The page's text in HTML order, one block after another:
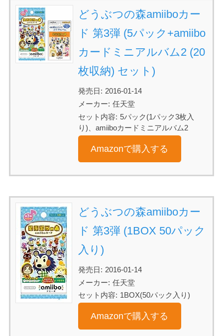
どうぶつの森amiiboカー
ド 第3弾 (5パック+amiibo
カードミニアルバム2 (20
枚収納) セット)
発売日: 2016-01-14
メーカー: 任天堂
セット内容: 5パック(1パック3枚入
り)、amiiboカードミニアルバム2
Amazonで購入する
どうぶつの森amiiboカー
ド 第3弾 (1BOX 50パック
入り)
発売日: 2016-01-14
メーカー: 任天堂
セット内容: 1BOX(50パック入り)
Amazonで購入する